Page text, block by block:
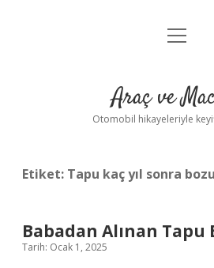
Anasayfa
Yasal Uyarı
menüyü
Araç ve
Otomobil hikayeleriyle
Etiket: Tapu kaç yıl sonra
Babadan Alınan Tapu
Tarih: Ocak 1, 2025